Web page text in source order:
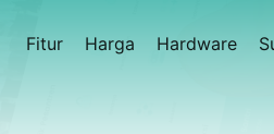
Fitur Harga Hardware